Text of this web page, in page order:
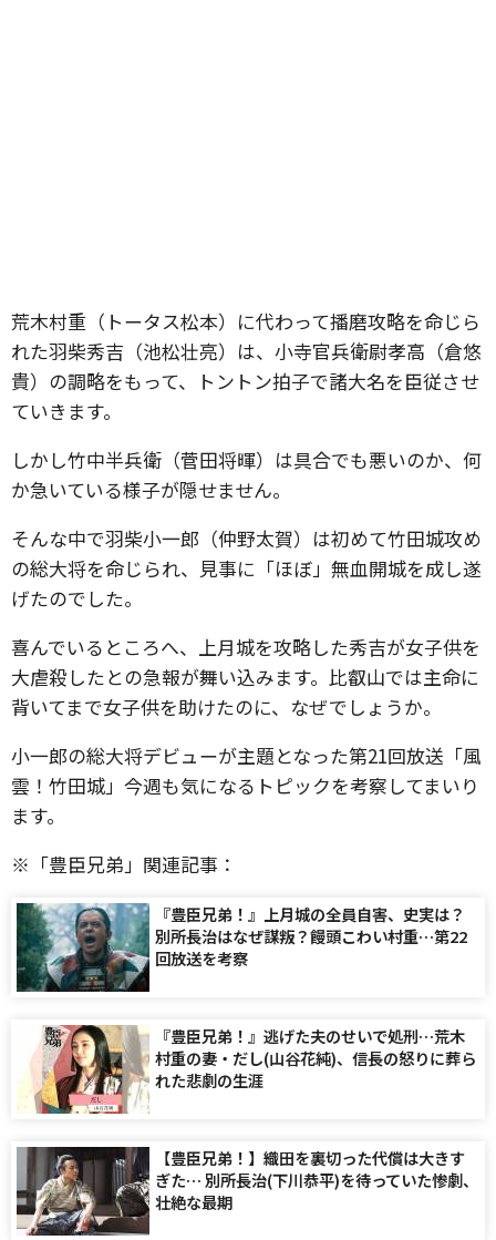
荒木村重（トータス松本）に代わって播磨攻略を命じら
れた羽柴秀吉（池松壮亮）は、小寺官兵衛尉孝高（倉悠
貴）の調略をもって、トントン拍子で諸大名を臣従させ
ていきます。
しかし竹中半兵衛（菅田将暉）は具合でも悪いのか、何
か急いている様子が隠せません。
そんな中で羽柴小一郎（仲野太賀）は初めて竹田城攻め
の総大将を命じられ、見事に「ほぼ」無血開城を成し遂
げたのでした。
喜んでいるところへ、上月城を攻略した秀吉が女子供を
大虐殺したとの急報が舞い込みます。比叡山では主命に
背いてまで女子供を助けたのに、なぜでしょうか。
小一郎の総大将デビューが主題となった第21回放送「風
雲！竹田城」今週も気になるトピックを考察してまいり
ます。
※「豊臣兄弟」関連記事：
『豊臣兄弟！』上月城の全員自害、史実は？
別所長治はなぜ謀叛？饅頭こわい村重…第22
回放送を考察
『豊臣兄弟！』逃げた夫のせいで処刑…荒木
村重の妻・だし(山谷花純)、信長の怒りに葬ら
れた悲劇の生涯
【豊臣兄弟！】織田を裏切った代償は大きす
ぎた… 別所長治(下川恭平)を待っていた惨劇、
壮絶な最期